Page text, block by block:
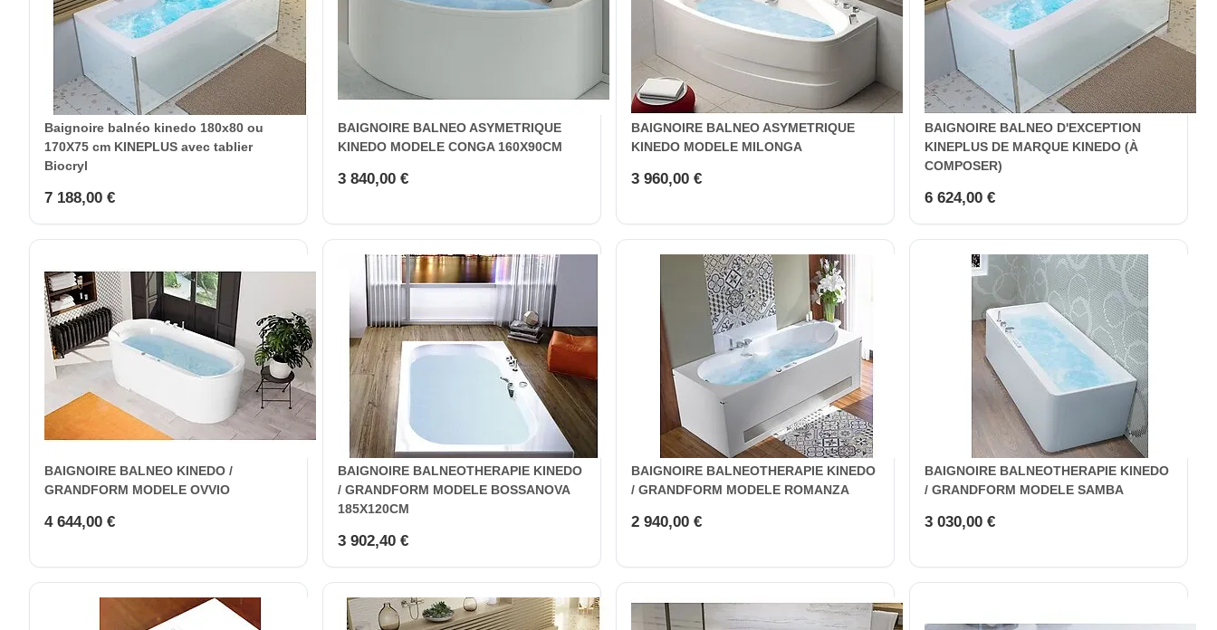
Baignoire balnéo kinedo 180x80 ou
170X75 cm KINEPLUS avec tablier
Biocryl
7 188,00 €
BAIGNOIRE BALNEO ASYMETRIQUE
KINEDO MODELE CONGA 160X90CM
3 840,00 €
BAIGNOIRE BALNEO ASYMETRIQUE
KINEDO MODELE MILONGA
3 960,00 €
BAIGNOIRE BALNEO D'EXCEPTION
KINEPLUS DE MARQUE KINEDO (À
COMPOSER)
6 624,00 €
BAIGNOIRE BALNEO KINEDO /
GRANDFORM MODELE OVVIO
4 644,00 €
BAIGNOIRE BALNEOTHERAPIE KINEDO
/ GRANDFORM MODELE BOSSANOVA
185X120CM
3 902,40 €
BAIGNOIRE BALNEOTHERAPIE KINEDO
/ GRANDFORM MODELE ROMANZA
2 940,00 €
BAIGNOIRE BALNEOTHERAPIE KINEDO
/ GRANDFORM MODELE SAMBA
3 030,00 €